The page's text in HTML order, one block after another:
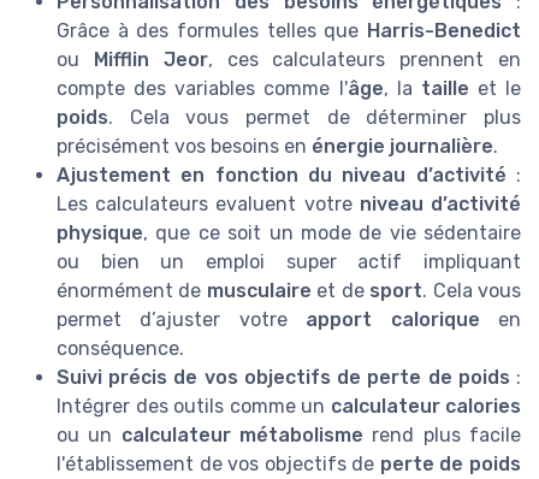
Grâce à des formules telles que Harris-Benedict
ou Mifflin Jeor, ces calculateurs prennent en
compte des variables comme l'âge, la taille et le
poids. Cela vous permet de déterminer plus
précisément vos besoins en énergie journalière.
Ajustement en fonction du niveau d’activité :
Les calculateurs evaluent votre niveau d’activité
physique, que ce soit un mode de vie sédentaire
ou bien un emploi super actif impliquant
énormément de musculaire et de sport. Cela vous
permet d’ajuster votre apport calorique en
conséquence.
Suivi précis de vos objectifs de perte de poids :
Intégrer des outils comme un calculateur calories
ou un calculateur métabolisme rend plus facile
l'établissement de vos objectifs de perte de poids